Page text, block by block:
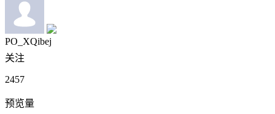
PO_XQibej
关注
2457
预览量